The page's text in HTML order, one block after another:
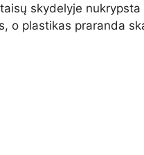
skydelyje
o plastikas praranda